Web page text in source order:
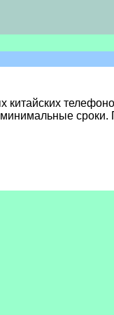
сроки.